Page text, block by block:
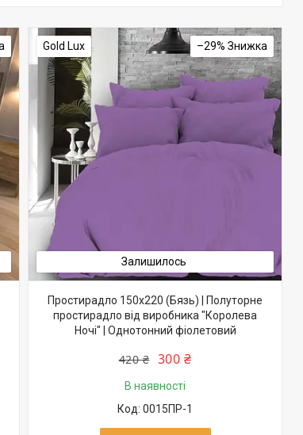
Gold Lux –29%
Залишилось
Простирадло 150х220 (Бязь) | Полуторне
простирадло від виробника "Королева
Ночі" | Однотонний фіолетовий
420 ₴ 300 ₴
В наявності
0015ПР-1